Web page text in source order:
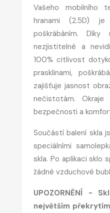
Vašeho mobilního
hranami (2.5D)
poškrábáním.
nezjistitelné a
100% citlivost
prasklinami,
zajišťuje jasnost
nečistotám.
bezpečnosti a
Součástí balení skla
speciálními
skla. Po aplikaci sklo
žádné vzduchové
UPOZORNĚNÍ -
největším